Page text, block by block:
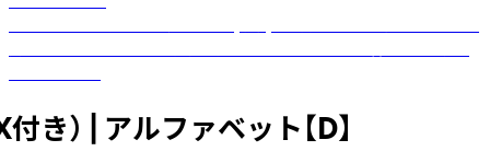
） | アルファベット【D】